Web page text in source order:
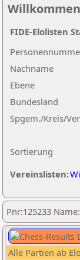
Nachname
Ebene
Sortierung
Bundesland
Spgem./Kreis/
Vereinslisten:
FIDE-Elolisten
Pnr:125233
Alle Partien ab